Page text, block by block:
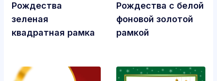
Рождества
зеленая
квадратная рамка
Рождества с белой
фоновой золотой
рамкой